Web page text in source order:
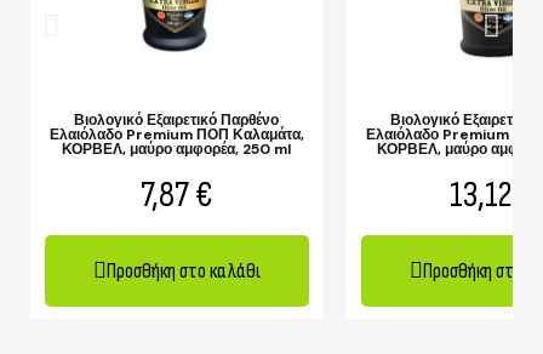
ΓΡΉΓΟΡΗ ΠΡΟΒΟΛΉ
Βιολογικό Εξαιρετικό Παρθένο
Ελαιόλαδο Premium ΠΟΠ Καλαμάτα,
ΚΟΡΒΕΛ, μαύρο αμφορέα, 250 ml
7,87 €
Προσθήκη στο καλάθι
ΓΡΉΓΟΡΗ
Βιολογικό Εξαιρετικό
Ελαιόλαδο Premium
ΚΟΡΒΕΛ, μαύρο
13,12 €
Προσθήκη στο